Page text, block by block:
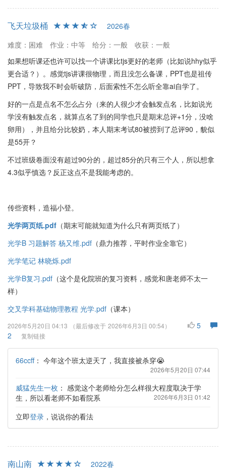
飞天垃圾桶
2026春
难度：困难
作业：中等 给分：一般
收获：一般
如果想听课还也许可以找一个讲课比tjs更好的老师（比如说hhy似乎
更合适？）。感觉tjs讲课很物理，而且没怎么备课，PPT也是祖传
PPT，导致我不时会听破防，后面索性不怎么听全靠ai自学了。
好的一点是点名不怎么占分（来的人很少才会触发点名，比如说光
学没有触发点名，就算点名了到的同学也只是期末总评+1分，没啥
卵用），并且给分比较奶，本人期末考试80被捞到了总评90，貌似
是55开？
不过班级卷面没有超过90分的，超过85分的只有三个人，所以想拿
4.3似乎慎选？反正这点不是我能考虑的。
传些资料，造福小登。
光学两页纸.pdf （期末可能就知道为什么只有两页纸了）
光学B 习题解答 杨又维.pdf （鼎力推荐，平时作业全靠它）
光学笔记 林晓烁.pdf
光学B复习.pdf （这个是化院班的复习资料，感觉和唐老师不太一
样）
交叉学科基础物理教程 光学.pdf （课本）
2026年5月20日 04:13 （最后修改于 2026年6月3日 00:54）
5
2
复制链接
66ccff： 今年这个班太逆天了，我直接被杀穿😭
2026年5月20日 07:44
威猛先生一枚 ： 感觉这个老师给分怎么样很大程度取决于学
生，所以看老师不如看院系
2026年6月3日 01:42
立即登录 ，说说你的看法
南山南
2022春